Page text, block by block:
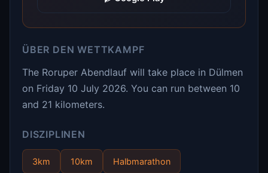
ÜBER DEN WETTKAMPF
The Roruper Abendlauf will take place in Dülmen
on Friday 10 July 2026. You can run between 10
and 21 kilometers.
DISZIPLINEN
3km 10km Halbmarathon